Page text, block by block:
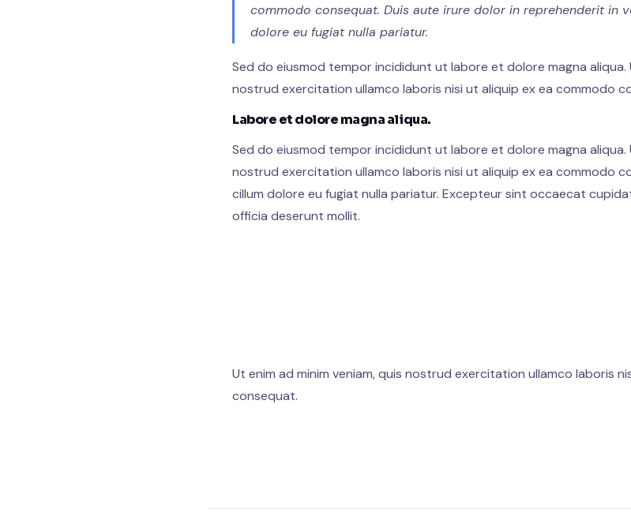
commodo consequat. Duis aute irure dolor in reprehenderit in
dolore eu fugiat nulla pariatur.
Sed do eiusmod tempor incididunt ut labore et dolore magna aliqua.
nostrud exercitation ullamco laboris nisi ut aliquip ex ea commodo
Labore et dolore magna aliqua.
Sed do eiusmod tempor incididunt ut labore et dolore magna aliqua.
nostrud exercitation ullamco laboris nisi ut aliquip ex ea commodo
cillum dolore eu fugiat nulla pariatur. Excepteur sint occaecat
officia deserunt mollit.
Ut enim ad minim veniam, quis nostrud exercitation ullamco laboris
consequat.